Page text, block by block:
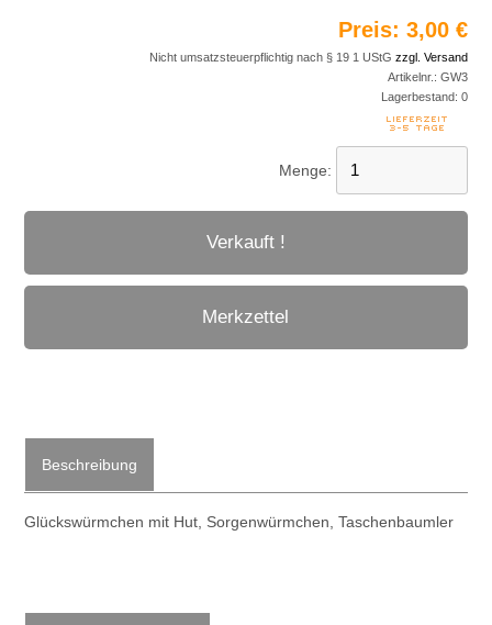
Preis: 3,00 €
Nicht umsatzsteuerpflichtig nach § 19 1 UStG zzgl. Versand
Artikelnr.: GW3
Lagerbestand: 0
Menge:
Verkauft !
Merkzettel
Beschreibung
Glückswürmchen mit Hut, Sorgenwürmchen, Taschenbaumler